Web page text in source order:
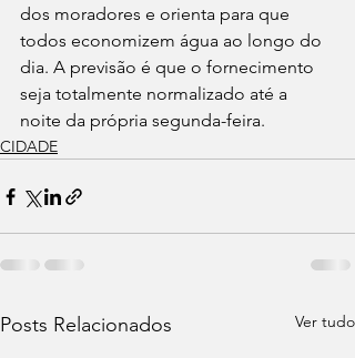
dos moradores e orienta para que
todos economizem água ao longo do
dia. A previsão é que o fornecimento
seja totalmente normalizado até a
noite da própria segunda-feira.
CIDADE
Posts Relacionados Ver tudo